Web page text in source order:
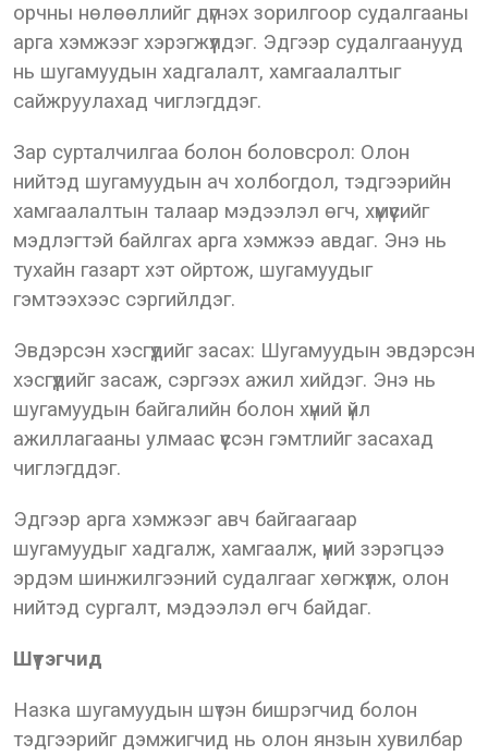
орчны нөлөөллийг дүгнэх зорилгоор судалгааны
арга хэмжээг хэрэгжүүлдэг. Эдгээр судалгаанууд
нь шугамуудын хадгалалт, хамгаалалтыг
сайжруулахад чиглэгддэг.
Зар сурталчилгаа болон боловсрол: Олон
нийтэд шугамуудын ач холбогдол, тэдгээрийн
хамгаалалтын талаар мэдээлэл өгч, хүмүүсийг
мэдлэгтэй байлгах арга хэмжээ авдаг. Энэ нь
тухайн газарт хэт ойртож, шугамуудыг
гэмтээхээс сэргийлдэг.
Эвдэрсэн хэсгүүдийг засах: Шугамуудын эвдэрсэн
хэсгүүдийг засаж, сэргээх ажил хийдэг. Энэ нь
шугамуудын байгалийн болон хүний үйл
ажиллагааны улмаас үүссэн гэмтлийг засахад
чиглэгддэг.
Эдгээр арга хэмжээг авч байгаагаар
шугамуудыг хадгалж, хамгаалж, үүний зэрэгцээ
эрдэм шинжилгээний судалгааг хөгжүүлж, олон
нийтэд сургалт, мэдээлэл өгч байдаг.
Шүтэгчид
Назка шугамуудын шүтэн бишрэгчид болон
тэдгээрийг дэмжигчид нь олон янзын хувилбар